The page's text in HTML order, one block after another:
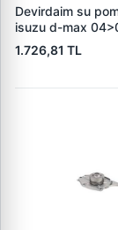
Devirdaim su
isuzu d-max
nkr55 tfr24
894140341251
1.726,81 TL